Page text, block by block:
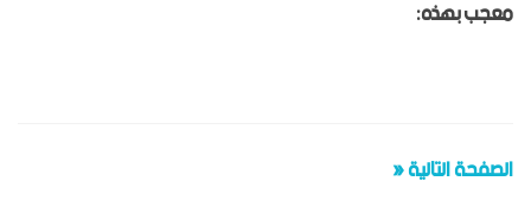
معجب بهذه:
الصفحة التالية «